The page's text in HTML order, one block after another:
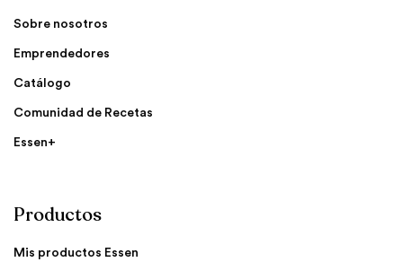
Sobre nosotros
Emprendedores
Catálogo
Comunidad de Recetas
Essen+
Productos
Mis productos Essen